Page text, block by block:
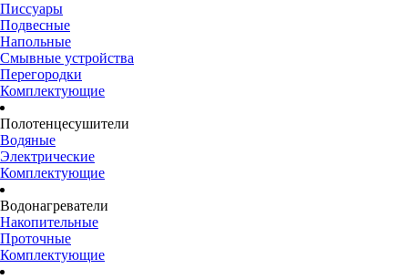
Писсуары
Подвесные
Напольные
Смывные устройства
Перегородки
Комплектующие
Полотенцесушители
Водяные
Электрические
Комплектующие
Водонагреватели
Накопительные
Проточные
Комплектующие